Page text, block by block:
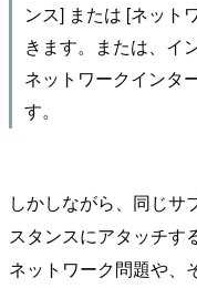
ンス] または [ネット
きます。または、イ
ネットワークインタ
す。
しかしながら、同じサ
スタンスにアタッチす
ネットワーク問題や、